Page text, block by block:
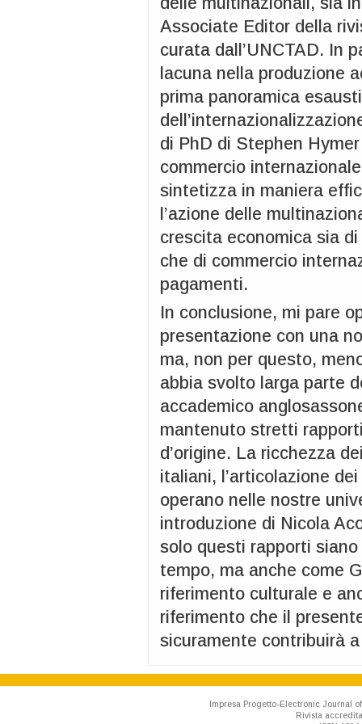
Associate Editor della
curata dall’UNCTAD. In
lacuna nella produzione
prima panoramica
di PhD di Stephen
commercio
sintetizza in maniera
l’azione delle
crescita economica sia
che di commercio
pagamenti.
In conclusione, mi pare
presentazione con una
ma, non per questo,
abbia svolto larga parte
accademico
mantenuto stretti
d’origine. La ricchezza
italiani, l’articolazione
operano nelle nostre
introduzione di Nicola
solo questi rapporti
tempo, ma anche come
riferimento culturale e
riferimento che il
sicuramente contribuirà
Impresa Progetto-Electronic Journal
Rivista